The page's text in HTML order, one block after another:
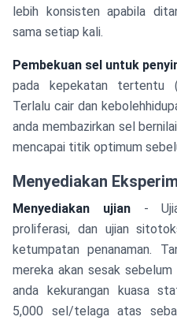
lebih konsisten apabila
sama setiap kali.
Pembekuan sel untuk
pada kepekatan tertentu
Terlalu cair dan
anda membazirkan sel
mencapai titik optimum
Menyediakan
Menyediakan ujian- Ujian
proliferasi, dan ujian
ketumpatan penanaman.
mereka akan sesak
anda kekurangan kuasa
5,000 sel/telaga atas